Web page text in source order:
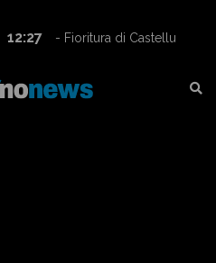
tornano le navette